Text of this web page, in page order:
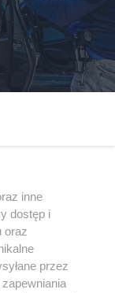
inne
dostęp i
oraz
przez